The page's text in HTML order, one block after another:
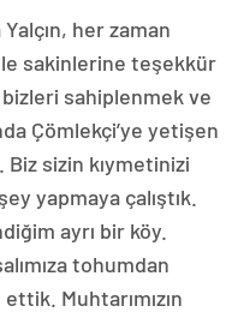
her zaman
sakinlerine teşekkür
sahiplenmek ve
Çömlekçi’ye yetişen
sizin kıymetinizi
yapmaya çalıştık.
ayrı bir köy.
tohumdan
Muhtarımızın